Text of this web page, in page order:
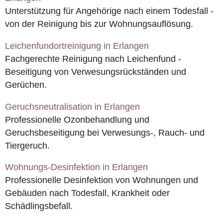
Unterstützung für Angehörige nach einem Todesfall -
von der Reinigung bis zur Wohnungsauflösung.
Leichenfundortreinigung in Erlangen
Fachgerechte Reinigung nach Leichenfund -
Beseitigung von Verwesungsrückständen und
Gerüchen.
Geruchsneutralisation in Erlangen
Professionelle Ozonbehandlung und
Geruchsbeseitigung bei Verwesungs-, Rauch- und
Tiergeruch.
Wohnungs-Desinfektion in Erlangen
Professionelle Desinfektion von Wohnungen und
Gebäuden nach Todesfall, Krankheit oder
Schädlingsbefall.